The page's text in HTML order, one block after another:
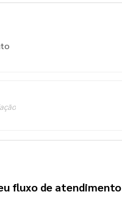
fluxo de atendimento